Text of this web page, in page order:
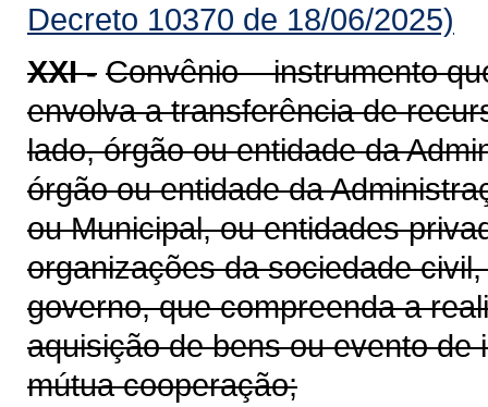
Decreto 10370 de 18/06/2025)
XXI - Convênio – instrumento
envolva a transferência de
lado, órgão ou entidade da
órgão ou entidade da
ou Municipal, ou entidades
organizações da sociedade
governo, que compreenda a
aquisição de bens ou evento
mútua cooperação;